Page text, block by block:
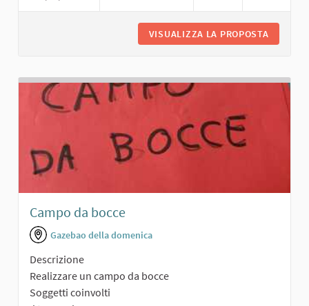
VISUALIZZA LA PROPOSTA
Campo da bocce
Gazebao della domenica
Descrizione
Realizzare un campo da bocce
Soggetti coinvolti